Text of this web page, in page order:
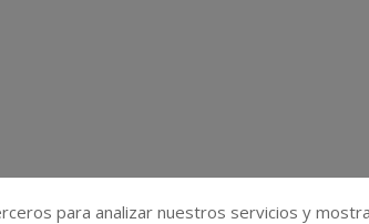
para analizar nuestros servicios y